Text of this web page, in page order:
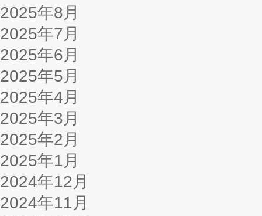
2025年8月
2025年7月
2025年6月
2025年5月
2025年4月
2025年3月
2025年2月
2025年1月
2024年12月
2024年11月